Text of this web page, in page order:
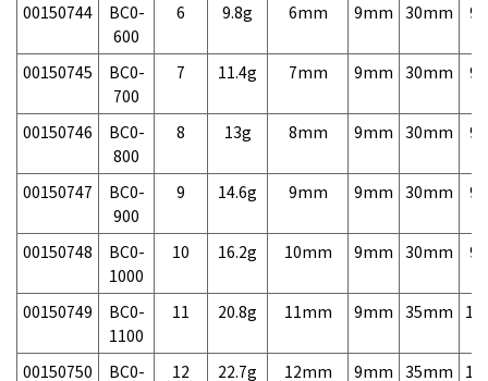
00150744
BC0-
600
6 9.8g 6mm 9mm 30mm
00150745
BC0-
700
7 11.4g 7mm 9mm 30mm
00150746
BC0-
800
8 13g 8mm 9mm 30mm
00150747
BC0-
900
9 14.6g 9mm 9mm 30mm
00150748
BC0-
1000
10 16.2g 10mm 9mm 30mm
00150749
BC0-
1100
11 20.8g 11mm 9mm 35mm
00150750
BC0-
12 22.7g 12mm 9mm 35mm